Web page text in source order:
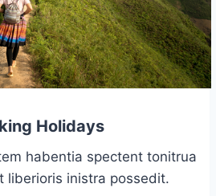
Holidays
habentia spectent tonitrua
liberioris inistra possedit.